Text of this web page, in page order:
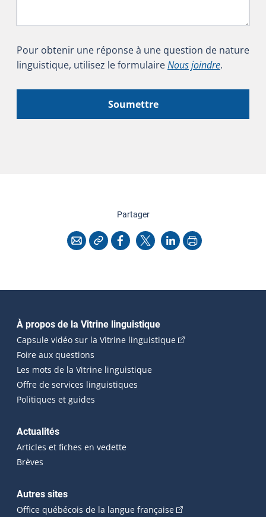
Pour obtenir une réponse à une question de nature
linguistique, utilisez le formulaireNous joindre.
Soumettre
Partagercette page
CourrielCopier l'adresse
Facebook
X LinkedInImprimer
Navigation principale
À propos de la Vitrine linguistique
Capsule vidéo sur la Vitrine linguistique(Cet hyperlien
Foire aux questions
Les mots de la Vitrine linguistique
Offre de services linguistiques
Politiques et guides
Actualités
Articles et fiches en vedette
Brèves
Autres sites
Office québécois de la langue française(Cet hyperlien